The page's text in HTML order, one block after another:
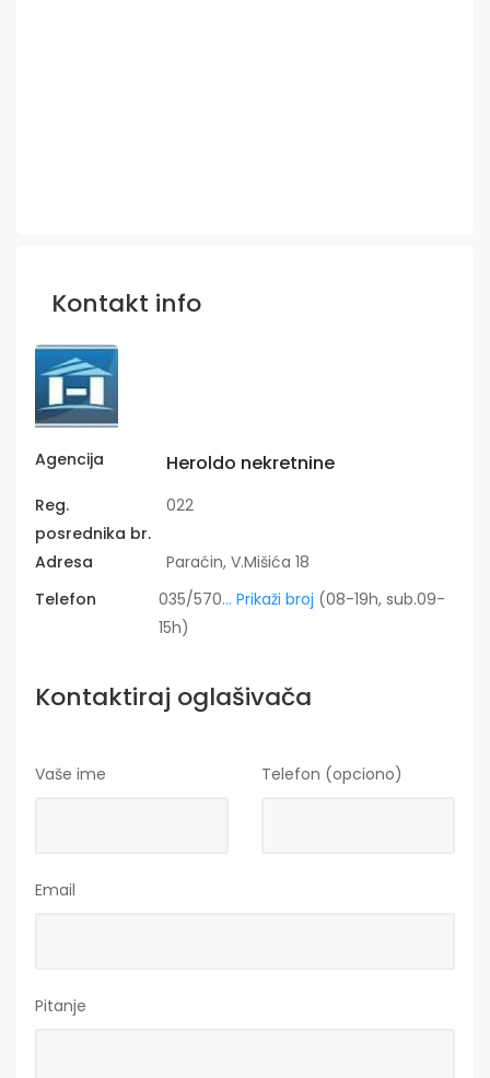
Kontakt info
Agencija Heroldo nekretnine
Reg.
posrednika br.
022
Adresa
Paraćin, V.Mišića 18
Telefon
035/570... Prikaži broj (08-19h, sub.09-
15h)
Kontaktiraj oglašivača
Vaše ime Telefon (opciono)
Email
Pitanje